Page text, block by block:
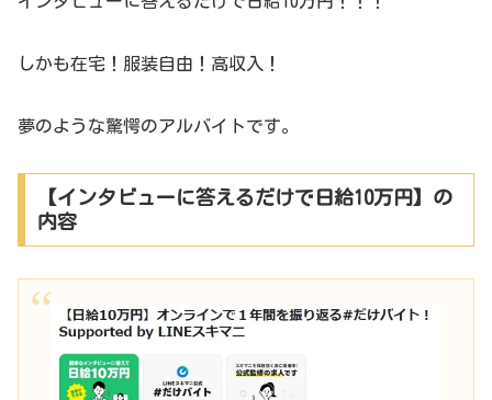
しかも在宅！服装自由！高収入！
夢のような驚愕のアルバイトです。
【インタビューに答えるだけで日給10万円】の
内容